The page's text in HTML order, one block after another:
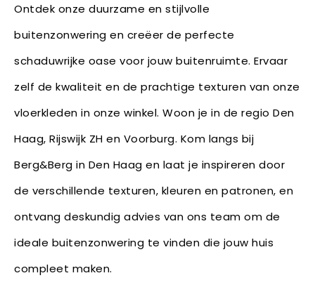
Ontdek onze duurzame en stijlvolle
buitenzonwering en creëer de perfecte
schaduwrijke oase voor jouw buitenruimte. Ervaar
zelf de kwaliteit en de prachtige texturen van onze
vloerkleden in onze winkel. Woon je in de regio Den
Haag, Rijswijk ZH en Voorburg. Kom langs bij
Berg&Berg in Den Haag en laat je inspireren door
de verschillende texturen, kleuren en patronen, en
ontvang deskundig advies van ons team om de
ideale buitenzonwering te vinden die jouw huis
compleet maken.